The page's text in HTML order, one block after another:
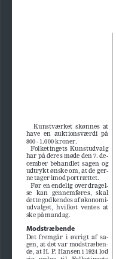
  Kunstværket  skønnes  at
have  en  auktionsværdi  på
800 - 1.000 kroner.
Folketingets  Kunstudvalg
har på deres møde den 7. de-
cember  behandlet  sagen  og
udtrykt ønske om, at de ger-
ne tager imod portrættet.
Før en endelig overdragel-
se   kan   gennemføres,   skal
dette godkendes af økonomi-
udvalget,  hvilket  ventes  at
ske på mandag.
Modstræbende
Det  fremgår  i  øvrigt  af  sa
gen, at det var modstræben-
de, at H. P. Hansen i 1924 lod